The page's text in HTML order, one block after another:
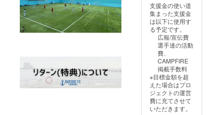
支援金の使い道
集まった支援金
は以下に使用す
る予定です。
広報/宣伝費
選手達の活動
費、
CAMPFIRE
掲載手数料
※目標金額を超
えた場合はプロ
ジェクトの運営
費に充てさせて
いただきます。